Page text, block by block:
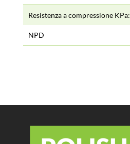
Resistenza a compressione KPa:
NPD